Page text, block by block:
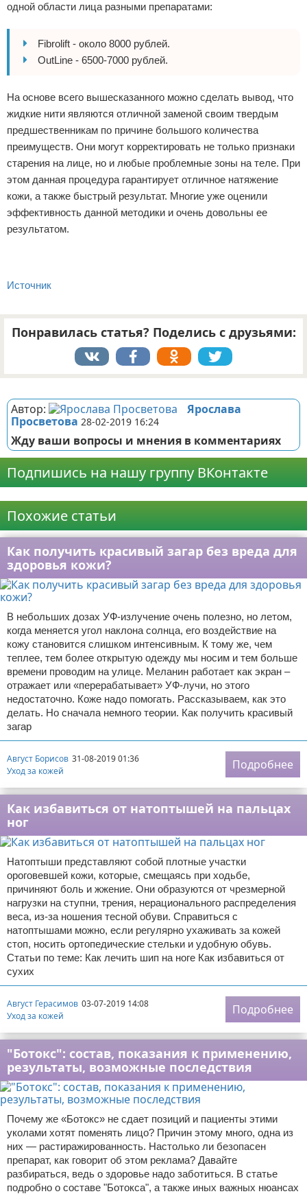
одной области лица разными препаратами:
Fibrolift - около 8000 рублей.
OutLine - 6500-7000 рублей.
На основе всего вышесказанного можно сделать вывод, что
жидкие нити являются отличной заменой своим твердым
предшественникам по причине большого количества
преимуществ. Они могут корректировать не только признаки
старения на лице, но и любые проблемные зоны на теле. При
этом данная процедура гарантирует отличное натяжение
кожи, а также быстрый результат. Многие уже оценили
эффективность данной методики и очень довольны ее
результатом.
Источник
Понравилась статья? Поделись с друзьями:
Автор:
Ярослава
Просветова 28-02-2019 16:24
Жду ваши вопросы и мнения в комментариях
Подпишись на нашу группу ВКонтакте
Похожие статьи
Как получить красивый загар без вреда для
здоровья кожи?
В небольших дозах УФ-излучение очень полезно, но летом,
когда меняется угол наклона солнца, его воздействие на
кожу становится слишком интенсивным. К тому же, чем
теплее, тем более открытую одежду мы носим и тем больше
времени проводим на улице. Меланин работает как экран –
отражает или «перерабатывает» УФ-лучи, но этого
недостаточно. Коже надо помогать. Рассказываем, как это
делать. Но сначала немного теории. Как получить красивый
загар
Август Борисов 31-08-2019 01:36
Уход за кожей
Подробнее
Как избавиться от натоптышей на пальцах
ног
Натоптыши представляют собой плотные участки
ороговевшей кожи, которые, смещаясь при ходьбе,
причиняют боль и жжение. Они образуются от чрезмерной
нагрузки на ступни, трения, нерационального распределения
веса, из-за ношения тесной обуви. Справиться с
натоптышами можно, если регулярно ухаживать за кожей
стоп, носить ортопедические стельки и удобную обувь.
Статьи по теме: Как лечить шип на ноге Как избавиться от
сухих
Август Герасимов 03-07-2019 14:08
Уход за кожей
Подробнее
"Ботокс": состав, показания к применению,
результаты, возможные последствия
Почему же «Ботокс» не сдает позиций и пациенты этими
уколами хотят поменять лицо? Причин этому много, одна из
них — растиражированность. Настолько ли безопасен
препарат, как говорит об этом реклама? Давайте
разбираться, ведь о здоровье надо заботиться. В статье
подробно о составе "Ботокса", а также иных важных нюансах